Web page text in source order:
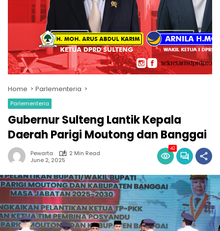
Home Parlementeria
Parlementeria
Gubernur Sulteng Lantik Kepala
Daerah Parigi Moutong dan Banggai
Pewarta
2 Min Read
June 2, 2025
42